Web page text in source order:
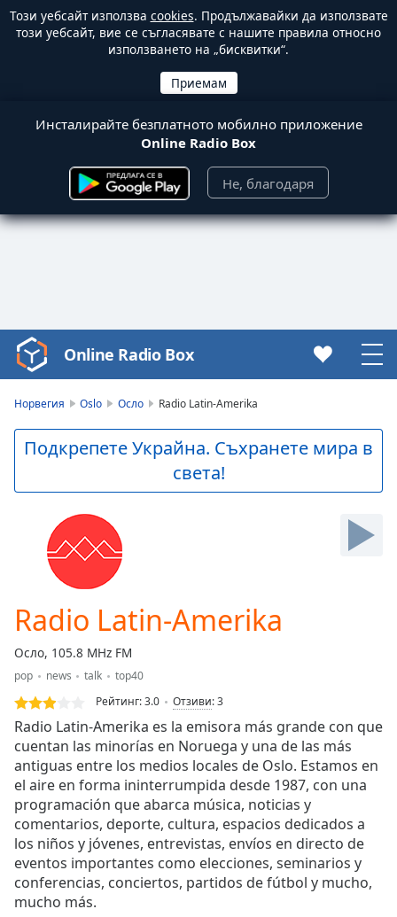
Този уебсайт използва cookies. Продължавайки да използвате
този уебсайт, вие се съгласявате с нашите правила относно
използването на „бисквитки“.
Инсталирайте безплатното мобилно приложение
Online Radio Box
Не, благодаря
Video
Player
Play
Video
Skip
Forward
Loaded
0.00%
Stream
Type LIVE
Seek to
live,
currently
behind
live LIVE
Remaining
Time-
Playback
Online Radio Box
Норвегия Oslo Осло Radio Latin-Amerika
Подкрепете Украйна. Съхранете мира в
света!
Radio Latin-Amerika
Осло, 105.8 MHz FM
pop news talk
top40
Рейтинг:3.0 Отзиви:3
Radio Latin-Amerika es la emisora más grande con que
cuentan las minorías en Noruega y una de las más
antiguas entre los medios locales de Oslo. Estamos en
el aire en forma ininterrumpida desde 1987, con una
programación que abarca música, noticias y
comentarios, deporte, cultura, espacios dedicados a
los niños y jóvenes, entrevistas, envíos en directo de
eventos importantes como elecciones, seminarios y
conferencias, conciertos, partidos de fútbol y mucho,
mucho más.